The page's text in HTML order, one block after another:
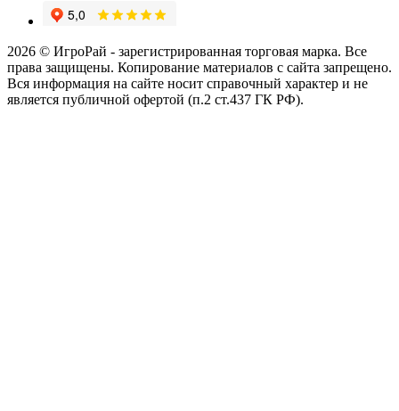
2026 © ИгроРай - зарегистрированная торговая марка. Все
права защищены. Копирование материалов с сайта запрещено.
Вся информация на сайте носит справочный характер и не
является публичной офертой (п.2 ст.437 ГК РФ).